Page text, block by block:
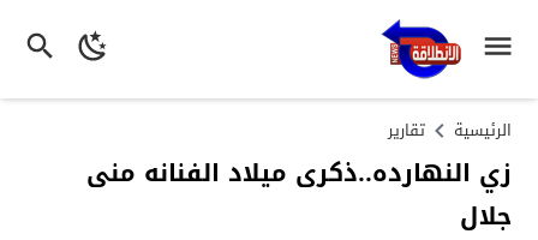
الرئيسية تقارير
زي النهارده..ذكرى ميلاد الفنانه منى
جلال